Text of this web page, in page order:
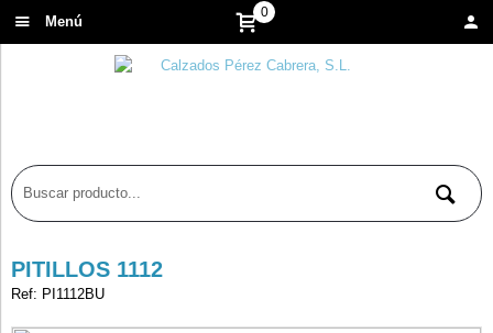
0
PITILLOS 1112
Ref: PI1112BU
Menú